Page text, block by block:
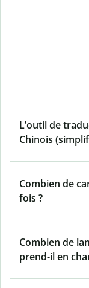
L’outil de
Chinois
Combien de
fois ?
Combien de
prend-il en